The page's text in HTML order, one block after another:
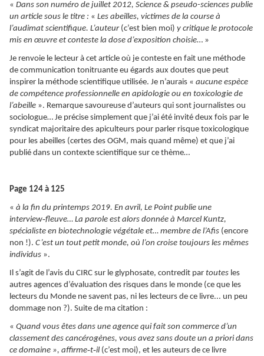
« Dans son numéro de juillet 2012, Science & pseudo-sciences publie
un article sous le titre : « Les abeilles, victimes de la course à
l’audimat scientifique. L’auteur(c’est bien moi) y critique le protocole
mis en œuvre et conteste la dose d’exposition choisie… »
Je renvoie le lecteur à cet article où je conteste en fait une méthode
de communication tonitruante eu égards aux doutes que peut
inspirer la méthode scientifique utilisée. Je n’aurais « aucune espèce
de compétence professionnelle en apidologie ou en toxicologie de
l’abeille ». Remarque savoureuse d’auteurs qui sont journalistes ou
sociologue… Je précise simplement que j’ai été invité deux fois par le
syndicat majoritaire des apiculteurs pour parler risque toxicologique
pour les abeilles (certes des OGM, mais quand même) et que j’ai
publié dans un contexte scientifique sur ce thème…
Page 124 à 125
« à la fin du printemps 2019. En avril, Le Point publie une
interview‑fleuve… La parole est alors donnée à Marcel Kuntz,
spécialiste en biotechnologie végétale et… membre de l’Afis (encore
non !). C’est un tout petit monde, où l’on croise toujours les mêmes
individus ».
Il s’agit de l’avis du CIRC sur le glyphosate, contredit par toutes les
autres agences d’évaluation des risques dans le monde (ce que les
lecteurs du Monde ne savent pas, ni les lecteurs de ce livre... un peu
dommage non ?). Suite de ma citation :
« Quand vous êtes dans une agence qui fait son commerce d’un
classement des cancérogènes, vous avez sans doute un a priori dans
ce domaine », affirme‑t‑il (c’est moi), et les auteurs de ce livre